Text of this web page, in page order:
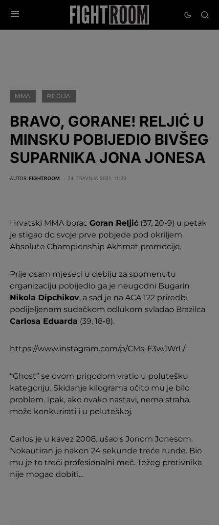
MMA REGIJA
BRAVO, GORANE! RELJIĆ U
MINSKU POBIJEDIO BIVŠEG
SUPARNIKA JONA JONESA
AUTOR FIGHTROOM 24. TRAVNJA 2021. 11:29
Hrvatski MMA borac Goran Reljić (37, 20-9) u petak
je stigao do svoje prve pobjede pod okriljem
Absolute Championship Akhmat promocije.
Prije osam mjeseci u debiju za spomenutu
organizaciju pobijedio ga je neugodni Bugarin
Nikola Dipchikov, a sad je na ACA 122 priredbi
podijeljenom sudačkom odlukom svladao Brazilca
Carlosa Eduarda (39, 18-8).
https://www.instagram.com/p/CMs-F3wJWrL/
“Ghost” se ovom prigodom vratio u polutešku
kategoriju. Skidanje kilograma očito mu je bilo
problem. Ipak, ako ovako nastavi, nema straha,
može konkurirati i u poluteškoj.
Carlos je u kavez 2008. ušao s Jonom Jonesom.
Nokautiran je nakon 24 sekunde treće runde. Bio
mu je to treći profesionalni meč. Težeg protivnika
nije mogao dobiti…